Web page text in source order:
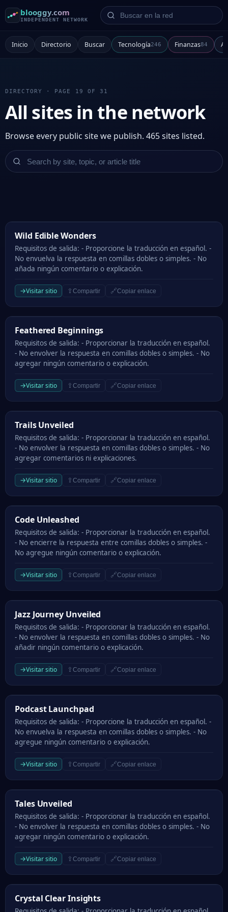
blooggy.com
INDEPENDENT NETWORK
Buscar en la red
Inicio Directorio Buscar Tecnología246 Finanzas84
DIRECTORY · PAGE 19 OF 31
All sites in the network
Browse every public site we publish. 465 sites listed.
Wild Edible Wonders
Wild Edible Wonders
Requisitos de salida: - Proporcione la traducción en español. -
No envuelva la respuesta en comillas dobles o simples. - No
añada ningún comentario o explicación.
→Visitar sitio ⇪ Compartir 🔗Copiar enlace
Feathered Beginnings
Feathered Beginnings
Requisitos de salida: - Proporcionar la traducción en español.
- No envolver la respuesta en comillas dobles o simples. - No
agregar ningún comentario o explicación.
→Visitar sitio ⇪ Compartir 🔗Copiar enlace
Trails Unveiled
Trails Unveiled
Requisitos de salida: - Proporcionar la traducción en español.
- No envolver la respuesta en comillas dobles o simples. - No
agregar comentarios ni explicaciones.
→Visitar sitio ⇪ Compartir 🔗Copiar enlace
Code Unleashed
Code Unleashed
Requisitos de salida: - Proporcionar la traducción en español.
- No encierre la respuesta entre comillas dobles o simples. -
No agregue ningún comentario o explicación.
→Visitar sitio ⇪ Compartir 🔗Copiar enlace
Jazz Journey Unveiled
Jazz Journey Unveiled
Requisitos de salida: - Proporcionar la traducción en español.
- No envolver la respuesta en comillas dobles o simples. - No
añadir ningún comentario o explicación.
→Visitar sitio ⇪ Compartir 🔗Copiar enlace
Podcast Launchpad
Podcast Launchpad
Requisitos de salida: - Proporcione la traducción en español. -
No envuelva la respuesta en comillas dobles o simples. - No
agregue ningún comentario o explicación.
→Visitar sitio ⇪ Compartir 🔗Copiar enlace
Tales Unveiled
Tales Unveiled
Requisitos de salida: - Proporcionar la traducción en español.
- No envolver la respuesta en comillas dobles o simples. - No
agregar ningún comentario o explicación.
→Visitar sitio ⇪ Compartir 🔗Copiar enlace
Crystal Clear Insights
Crystal Clear Insights